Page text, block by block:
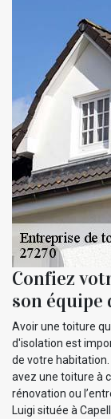
Confiez
son équipe
Avoir une toiture
d'isolation est
de votre
avez une toiture à
rénovation ou
Luigi située à